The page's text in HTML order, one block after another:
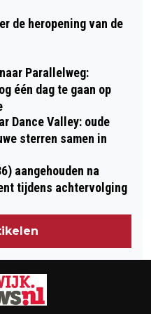
de heropening van de
Parallelweg:
één dag te gaan op
Dance Valley: oude
sterren samen in
aangehouden na
tijdens achtervolging